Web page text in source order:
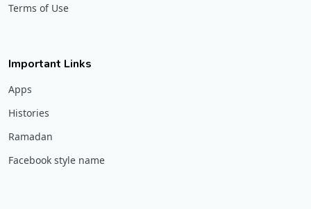
Terms of Use
Important Links
Apps
Histories
Ramadan
Facebook style name